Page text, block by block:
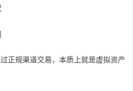
正规渠道交易，本质上就是虚拟资产